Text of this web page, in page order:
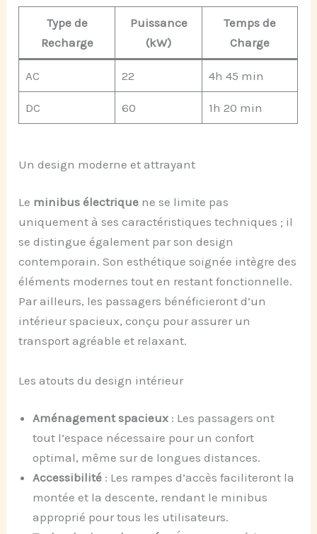
Type de
Recharge
Puissance
(kW)
Temps de
Charge
AC 22 4h 45 min
DC 60 1h 20 min
Un design moderne et attrayant
Le minibus électrique ne se limite pas
uniquement à ses caractéristiques techniques ; il
se distingue également par son design
contemporain. Son esthétique soignée intègre des
éléments modernes tout en restant fonctionnelle.
Par ailleurs, les passagers bénéficieront d’un
intérieur spacieux, conçu pour assurer un
transport agréable et relaxant.
Les atouts du design intérieur
Aménagement spacieux : Les passagers ont
tout l’espace nécessaire pour un confort
optimal, même sur de longues distances.
Accessibilité : Les rampes d’accès faciliteront la
montée et la descente, rendant le minibus
approprié pour tous les utilisateurs.